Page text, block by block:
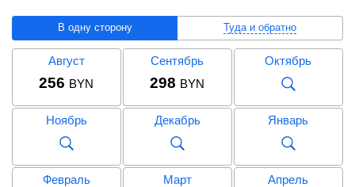
В одну сторону Туда и обратно
Август
256 BYN
Сентябрь
298 BYN
Октябрь
Ноябрь Декабрь Январь
Февраль Март Апрель